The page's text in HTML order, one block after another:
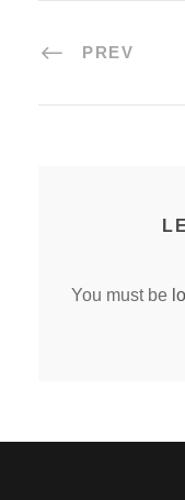
PREV
You must be